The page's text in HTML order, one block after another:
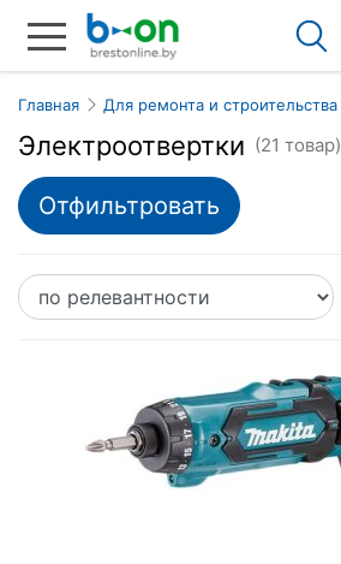
Главная Для ремонта и строительства
Электроотвертки (21 товар)
Отфильтровать